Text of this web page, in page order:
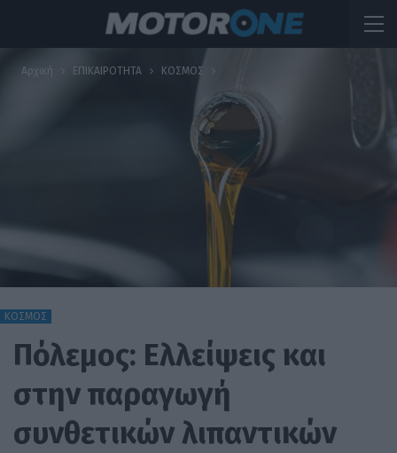
Αρχική ΕΠΙΚΑΙΡΟΤΗΤΑ ΚΟΣΜΟΣ
ΚΟΣΜΟΣ
Πόλεμος: Ελλείψεις και
στην παραγωγή
συνθετικών λιπαντικών